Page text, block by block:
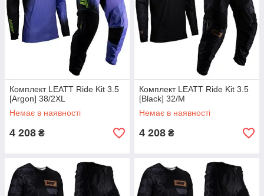
Комплект LEATT Ride Kit 3.5
[Argon] 38/2XL
Немає в наявності
4 208 ₴
Комплект LEATT Ride Kit 3.5
[Black] 32/M
Немає в наявності
4 208 ₴